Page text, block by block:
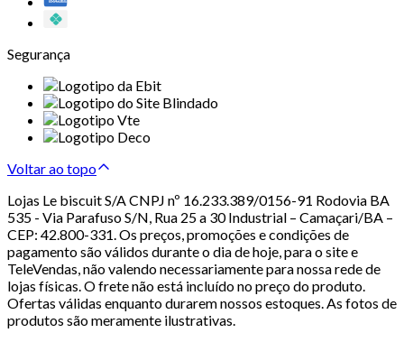
Segurança
Voltar ao topo
Lojas Le biscuit S/A CNPJ nº 16.233.389/0156-91 Rodovia BA
535 - Via Parafuso S/N, Rua 25 a 30 Industrial – Camaçari/BA –
CEP: 42.800-331. Os preços, promoções e condições de
pagamento são válidos durante o dia de hoje, para o site e
TeleVendas, não valendo necessariamente para nossa rede de
lojas físicas. O frete não está incluído no preço do produto.
Ofertas válidas enquanto durarem nossos estoques. As fotos de
produtos são meramente ilustrativas.